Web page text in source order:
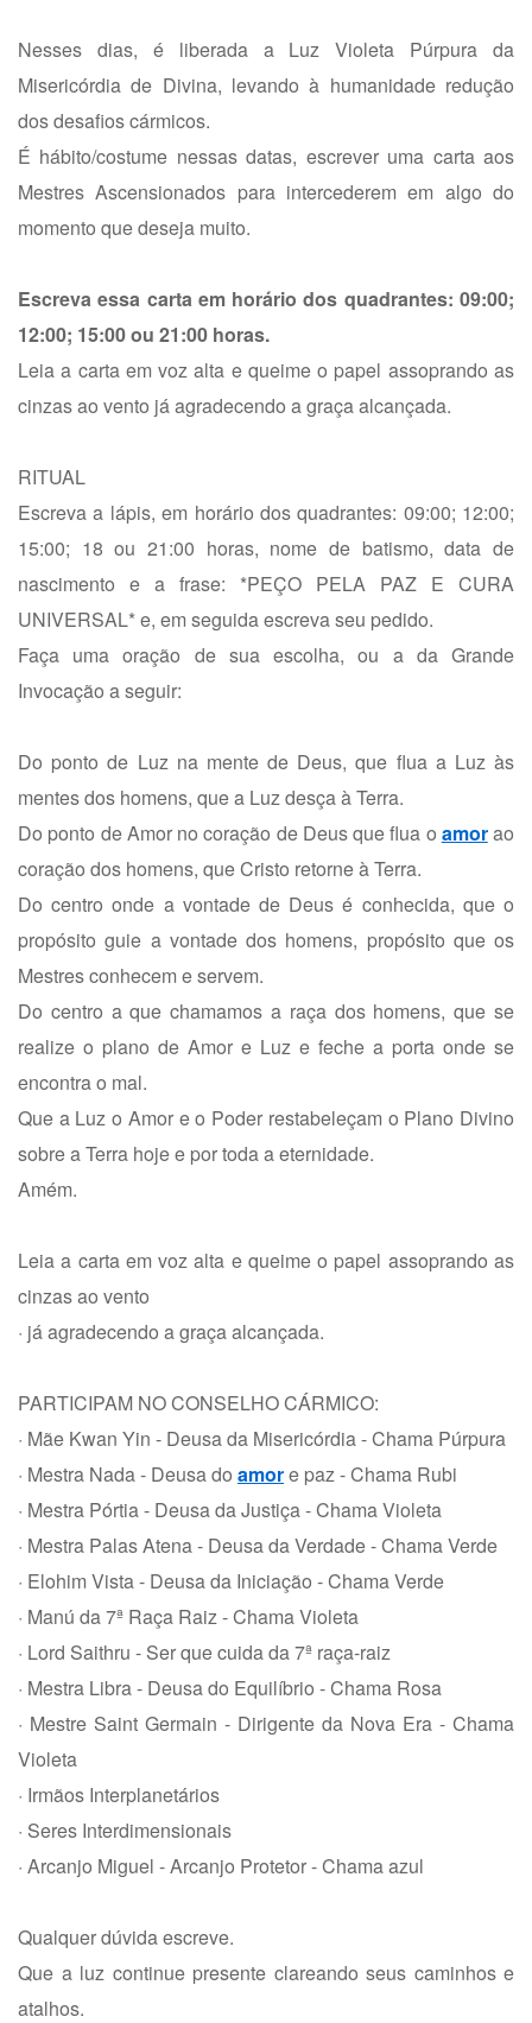
Nesses dias, é liberada a Luz Violeta Púrpura da
Misericórdia de Divina, levando à humanidade redução
dos desafios cármicos.
É hábito/costume nessas datas, escrever uma carta aos
Mestres Ascensionados para intercederem em algo do
momento que deseja muito.
Escreva essa carta em horário dos quadrantes: 09:00;
12:00; 15:00 ou 21:00 horas.
Leia a carta em voz alta e queime o papel assoprando as
cinzas ao vento já agradecendo a graça alcançada.
RITUAL
Escreva a lápis, em horário dos quadrantes: 09:00; 12:00;
15:00; 18 ou 21:00 horas, nome de batismo, data de
nascimento e a frase: *PEÇO PELA PAZ E CURA
UNIVERSAL* e, em seguida escreva seu pedido.
Faça uma oração de sua escolha, ou a da Grande
Invocação a seguir:
Do ponto de Luz na mente de Deus, que flua a Luz às
mentes dos homens, que a Luz desça à Terra.
Do ponto de Amor no coração de Deus que flua o amorao
coração dos homens, que Cristo retorne à Terra.
Do centro onde a vontade de Deus é conhecida, que o
propósito guie a vontade dos homens, propósito que os
Mestres conhecem e servem.
Do centro a que chamamos a raça dos homens, que se
realize o plano de Amor e Luz e feche a porta onde se
encontra o mal.
Que a Luz o Amor e o Poder restabeleçam o Plano Divino
sobre a Terra hoje e por toda a eternidade.
Amém.
Leia a carta em voz alta e queime o papel assoprando as
cinzas ao vento
· já agradecendo a graça alcançada.
PARTICIPAM NO CONSELHO CÁRMICO:
· Mãe Kwan Yin - Deusa da Misericórdia - Chama Púrpura
· Mestra Nada - Deusa do amore paz - Chama Rubi
· Mestra Pórtia - Deusa da Justiça - Chama Violeta
· Mestra Palas Atena - Deusa da Verdade - Chama Verde
· Elohim Vista - Deusa da Iniciação - Chama Verde
· Manú da 7ª Raça Raiz - Chama Violeta
· Lord Saithru - Ser que cuida da 7ª raça-raiz
· Mestra Libra - Deusa do Equilíbrio - Chama Rosa
· Mestre Saint Germain - Dirigente da Nova Era - Chama
Violeta
· Irmãos Interplanetários
· Seres Interdimensionais
· Arcanjo Miguel - Arcanjo Protetor - Chama azul
Qualquer dúvida escreve.
Que a luz continue presente clareando seus caminhos e
atalhos.